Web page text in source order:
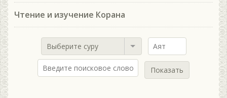
Чтение и изучение Корана
Выберите суру
Показать